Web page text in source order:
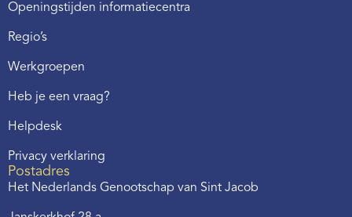
Openingstijden informatiecentra
Regio’s
Werkgroepen
Heb je een vraag?
Helpdesk
Privacy verklaring
Postadres
Het Nederlands Genootschap van Sint Jacob